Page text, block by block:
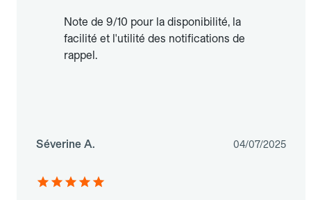
Note de 9/10 pour la disponibilité, la
facilité et l'utilité des notifications de
rappel.
Séverine A. 04/07/2025